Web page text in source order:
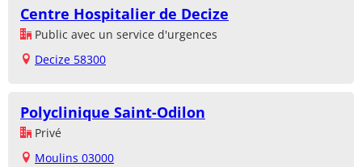
Centre Hospitalier de Decize
Public avec un service d'urgences
Decize 58300
Polyclinique Saint-Odilon
Privé
Moulins 03000